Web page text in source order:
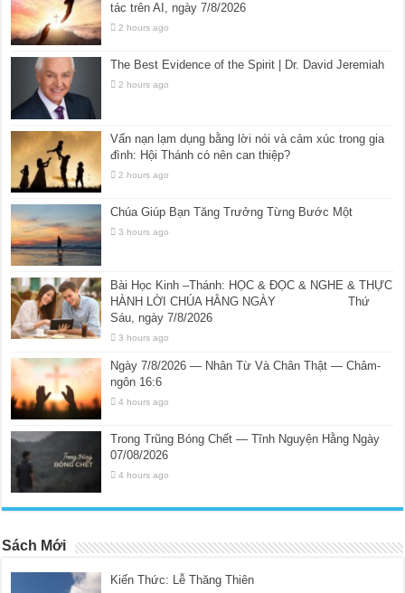
tác trên AI, ngày 7/8/2026
2 hours ago
The Best Evidence of the Spirit | Dr. David Jeremiah
2 hours ago
Vấn nạn lạm dụng bằng lời nói và cảm xúc trong gia
đình: Hội Thánh có nên can thiệp?
2 hours ago
Chúa Giúp Bạn Tăng Trưởng Từng Bước Một
3 hours ago
Bài Học Kinh –Thánh: HỌC & ĐỌC & NGHE & THỰC
HÀNH LỜI CHÚA HẰNG NGÀY Thứ
Sáu, ngày 7/8/2026
3 hours ago
Ngày 7/8/2026 — Nhân Từ Và Chân Thật — Châm-
ngôn 16:6
4 hours ago
Trong Trũng Bóng Chết — Tĩnh Nguyện Hằng Ngày
07/08/2026
4 hours ago
Sách Mới
Kiến Thức: Lễ Thăng Thiên